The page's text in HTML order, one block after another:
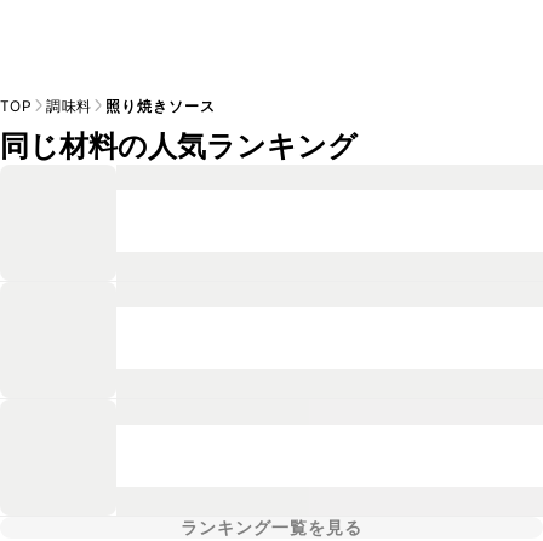
TOP 調味料 照り焼きソース
同じ材料の人気ランキング
ランキング一覧を見る